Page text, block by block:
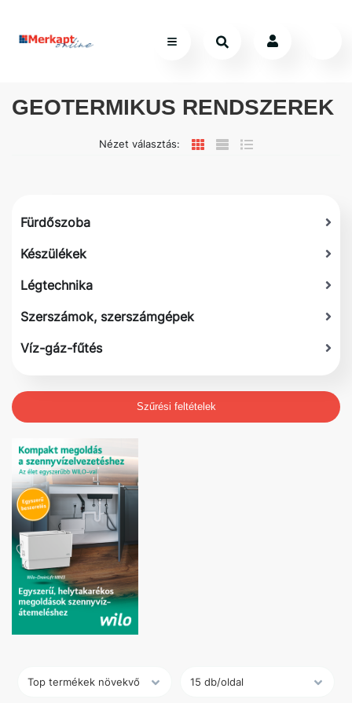
GEOTERMIKUS RENDSZEREK
Nézet választás:
Fürdőszoba
Készülékek
Légtechnika
Szerszámok, szerszámgépek
Víz-gáz-fűtés
Szűrési feltételek